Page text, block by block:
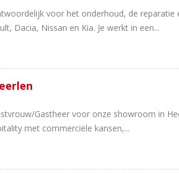
voor het onderhoud, de reparatie
Dacia, Nissan en Kia. Je werkt in een...
Gastheer voor onze showroom in
met commerciële kansen,...